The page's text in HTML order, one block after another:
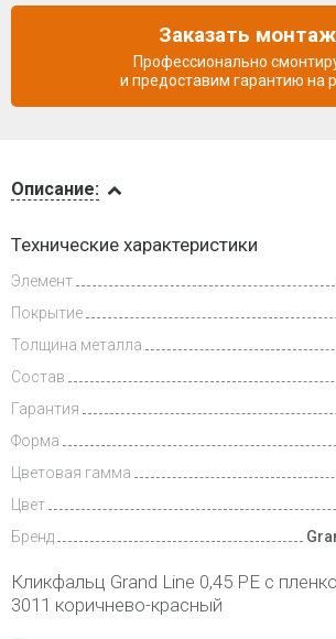
и оплата
Описание:
Технические характеристики
Элемент
Покрытие
Толщина металла
Состав
Гарантия
Форма
Цветовая гамма
Цвет
Бренд
Кликфальц Grand Line 0,45 PE с
3011 коричнево-красный
Заказать монтаж
Профессионально
и предоставим гарантию на